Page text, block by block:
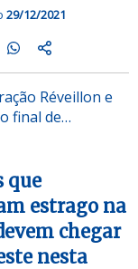
29/12/2021
Réveillon e
final de…
que
estrago na
chegar
nesta